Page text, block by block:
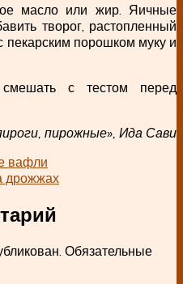
масло или жир. Яичные
творог, растопленный
порошком муку и
с тестом перед
пирожные», Ида Сави
вафли
дрожжах
Обязательные